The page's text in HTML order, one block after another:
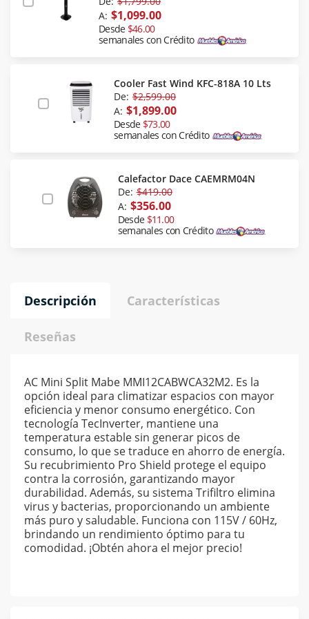
A: $1,099.00
Desde $46.00
semanales con Crédito
Cooler Fast Wind KFC-818A 10 Lts
De: $2,599.00
A: $1,899.00
Desde $73.00
semanales con Crédito
Calefactor Dace CAEMRM04N
De: $419.00
A: $356.00
Desde $11.00
semanales con Crédito
Descripción Características
Reseñas
AC Mini Split Mabe MMI12CABWCA32M2. Es la
opción ideal para climatizar espacios con mayor
eficiencia y menor consumo energético. Con
tecnología TecInverter, mantiene una
temperatura estable sin generar picos de
consumo, lo que se traduce en ahorro de energía.
Su recubrimiento Pro Shield protege el equipo
contra la corrosión, garantizando mayor
durabilidad. Además, su sistema Trifiltro elimina
virus y bacterias, proporcionando un ambiente
más puro y saludable. Funciona con 115V / 60Hz,
brindando un rendimiento óptimo para tu
comodidad. ¡Obtén ahora el mejor precio!